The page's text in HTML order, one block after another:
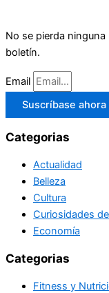
No se pierda
boletín.
Email
Suscríbase ahora
Categorias
Actualidad
Belleza
Cultura
Curiosidades
Economía
Categorias
Fitness y